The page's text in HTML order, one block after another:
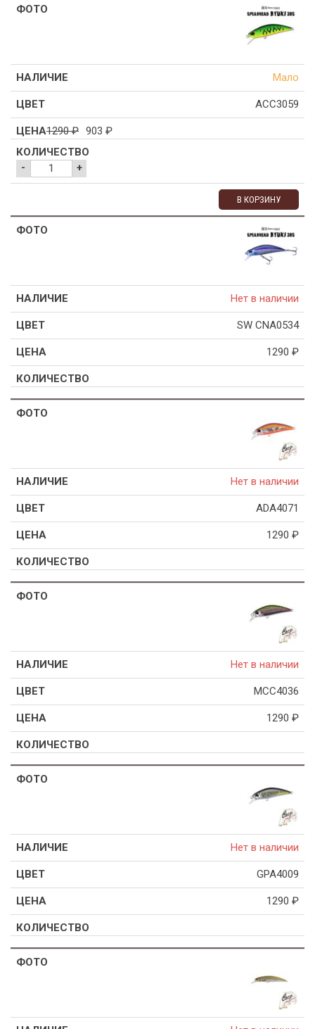
Мало
ACC3059
1290₽ 903 ₽
- +
В КОРЗИНУ
Нет в наличии
SW CNA0534
1290 ₽
Нет в наличии
ADA4071
1290 ₽
Нет в наличии
MCC4036
1290 ₽
Нет в наличии
GPA4009
1290 ₽